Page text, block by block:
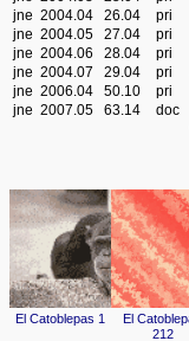
jne 2004.04 26.04 pri
jne 2004.05 27.04 pri
jne 2004.06 28.04 pri
jne 2004.07 29.04 pri
jne 2006.04 50.10 pri
jne 2007.05 63.14 doc